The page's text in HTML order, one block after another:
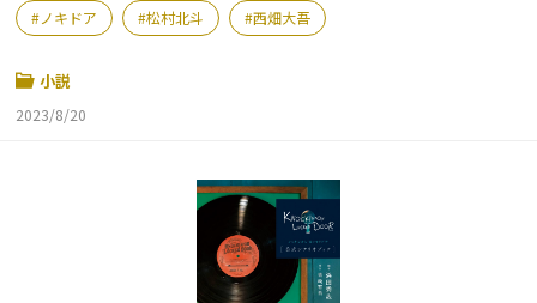
ノキドア 松村北斗 西畑大吾
小説
2023/8/20